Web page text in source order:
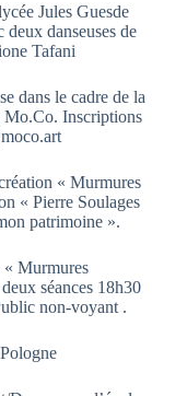
Jules Guesde
danseuses de
Tafani
dans le cadre de la
Mo.Co. Inscriptions
« Murmures
« Pierre Soulages
patrimoine ».
« Murmures
séances 18h30
non-voyant .